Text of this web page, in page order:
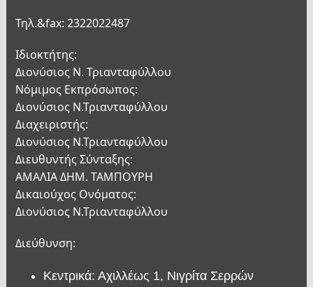
Τηλ.&fax: 2322022487
Ιδιοκτήτης:
Διονύσιος Ν. Τριανταφύλλου
Νόμιμος Εκπρόσωπος:
Διονύσιος Ν.Τριανταφύλλου
Διαχειριστής:
Διονύσιος Ν.Τριανταφύλλου
Διευθυντής Σύνταξης:
ΑΜΑΛΙΑ ΔΗΜ. ΤΑΜΠΟΥΡΗ
Δικαιούχος Ονόματος:
Διονύσιος Ν.Τριανταφύλλου
Διεύθυνση:
Κεντρικά: Αχιλλέως 1, Νιγρίτα Σερρών